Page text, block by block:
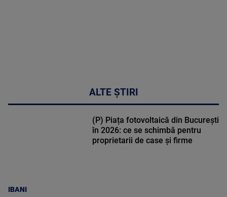
ALTE ȘTIRI
IBANI
(P) Piața fotovoltaică din București
în 2026: ce se schimbă pentru
proprietarii de case și firme